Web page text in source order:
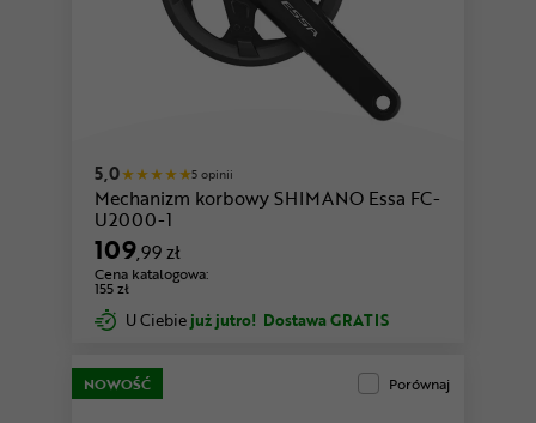
5,0 5 opinii
Mechanizm korbowy SHIMANO Essa FC-
U2000-1
109,99 zł
Cena katalogowa:
155 zł
U Ciebie już jutro! Dostawa GRATIS
NOWOŚĆ Porównaj